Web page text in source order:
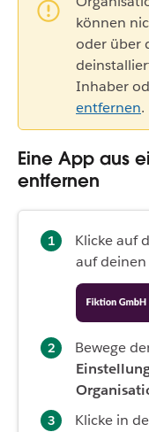
können
oder über
Inhaber
entfernen.
Eine App aus
entfernen
Klicke auf
auf
Bewege
Klicke in